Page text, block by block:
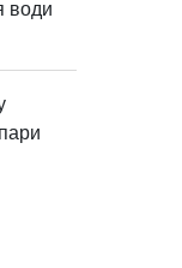
води